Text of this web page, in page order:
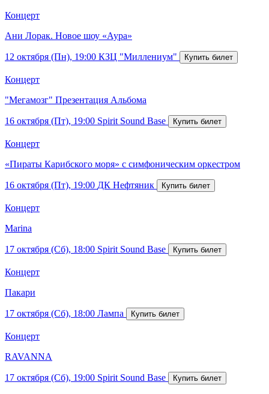
Концерт
Ани Лорак. Новое шоу «Аура»
12 октября (Пн), 19:00 КЗЦ "Миллениум"
Концерт
"Мегамозг" Презентация Альбома
16 октября (Пт), 19:00 Spirit Sound Base
Концерт
«Пираты Карибского моря» с симфоническим оркестром
16 октября (Пт), 19:00 ДК Нефтяник
Концерт
Marina
17 октября (Сб), 18:00 Spirit Sound Base
Концерт
Пакари
17 октября (Сб), 18:00 Лампа
Концерт
RAVANNA
17 октября (Сб), 19:00 Spirit Sound Base